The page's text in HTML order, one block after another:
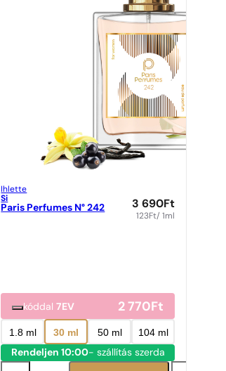
Ihlette
Si
Paris Perfumes N° 242 3 690Ft
123Ft/ 1ml
kóddal7EV 2 770Ft
1.8 ml 30 ml 50 ml 104 ml
Rendeljen 10:00- szállítás szerda